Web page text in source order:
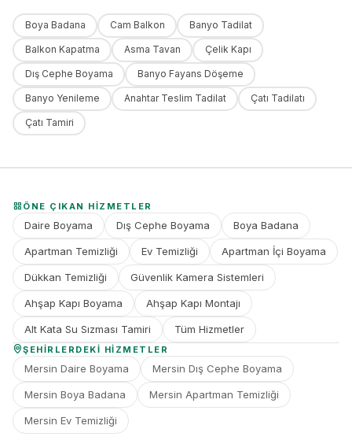
Boya Badana Cam Balkon Banyo Tadilat
Balkon Kapatma Asma Tavan Çelik Kapı
Dış Cephe Boyama Banyo Fayans Döşeme
Banyo Yenileme Anahtar Teslim Tadilat Çatı Tadilatı
Çatı Tamiri
ÖNE ÇIKAN HIZMETLER
Daire Boyama Dış Cephe Boyama Boya Badana
Apartman Temizliği Ev Temizliği Apartman İçi Boyama
Dükkan Temizliği Güvenlik Kamera Sistemleri
Ahşap Kapı Boyama Ahşap Kapı Montajı
Alt Kata Su Sızması Tamiri Tüm Hizmetler
ŞEHIRLERDEKI HIZMETLER
Mersin Daire Boyama Mersin Dış Cephe Boyama
Mersin Boya Badana Mersin Apartman Temizliği
Mersin Ev Temizliği